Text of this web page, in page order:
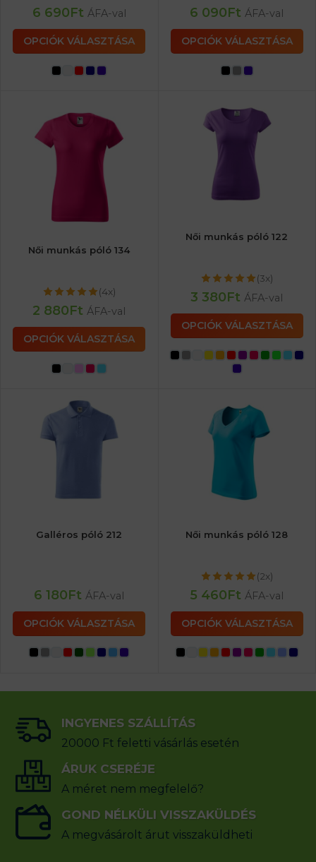
6 690Ft ÁFA-val
OPCIÓK VÁLASZTÁSA
6 090Ft ÁFA-val
OPCIÓK VÁLASZTÁSA
Női munkás póló 134
(4x)
2 880Ft ÁFA-val
OPCIÓK VÁLASZTÁSA
Női munkás póló 122
(3x)
3 380Ft ÁFA-val
OPCIÓK VÁLASZTÁSA
Galléros póló 212
6 180Ft ÁFA-val
OPCIÓK VÁLASZTÁSA
Női munkás póló 128
(2x)
5 460Ft ÁFA-val
OPCIÓK VÁLASZTÁSA
INGYENES SZÁLLÍTÁS
20000 Ft feletti vásárlás esetén
ÁRUK CSERÉJE
A méret nem megfelelő?
GOND NÉLKÜLI VISSZAKÜLDÉS
A megvásárolt árut visszaküldheti